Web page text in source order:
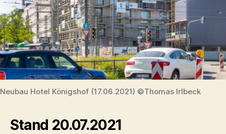
Neubau Hotel Königshof (17.06.2021) ©Thomas Irlbeck
Stand 20.07.2021